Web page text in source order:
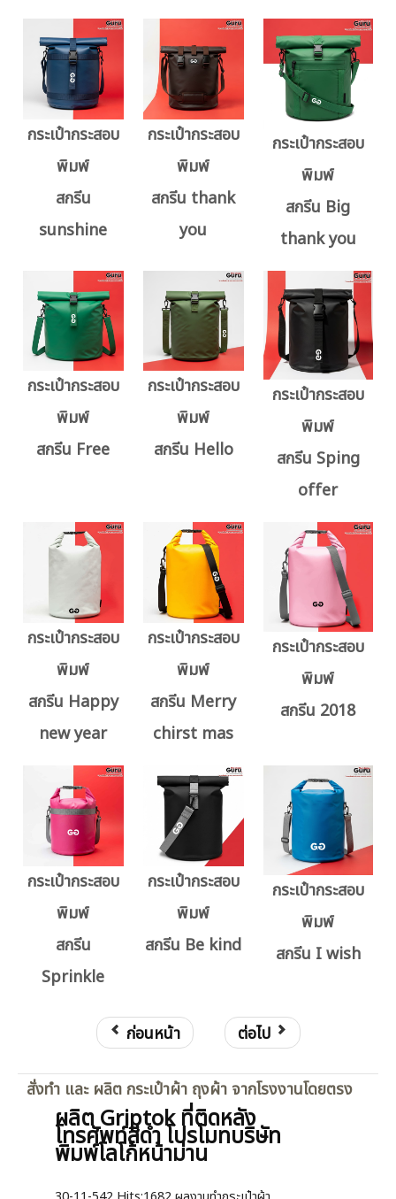
กระเป๋ากระสอบ
พิมพ์
สกรีน
sunshine
กระเป๋ากระสอบ
พิมพ์
สกรีน thank
you
กระเป๋ากระสอบ
พิมพ์
สกรีน Big
thank you
กระเป๋ากระสอบ
พิมพ์
สกรีน Free
กระเป๋ากระสอบ
พิมพ์
สกรีน Hello
กระเป๋ากระสอบ
พิมพ์
สกรีน Sping
offer
กระเป๋ากระสอบ
พิมพ์
สกรีน Happy
new year
กระเป๋ากระสอบ
พิมพ์
สกรีน Merry
chirst mas
กระเป๋ากระสอบ
พิมพ์
สกรีน 2018
กระเป๋ากระสอบ
พิมพ์
สกรีน
Sprinkle
กระเป๋ากระสอบ
พิมพ์
สกรีน Be kind
กระเป๋ากระสอบ
พิมพ์
สกรีน I wish
ก่อนหน้า ต่อไป
สั่งทำ และ ผลิต กระเป๋าผ้า ถุงผ้า จากโรงงานโดยตรง
ผลิต Griptok ที่ติดหลัง
โทรศัพท์สีดำ โปรโมทบริษัท
พิมพ์โลโก้หน้าม่าน